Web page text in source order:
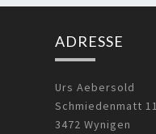
ADRESSE
Urs Aebersold
Schmiedenmatt 11
3472 Wynigen